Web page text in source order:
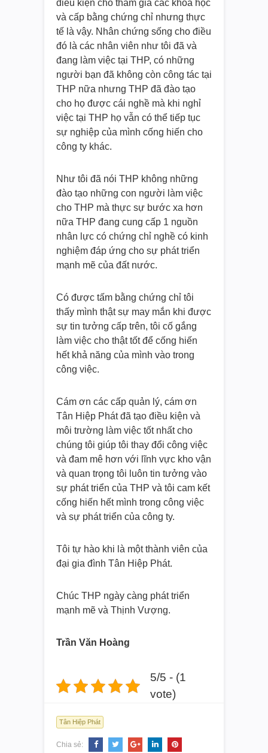
điều kiện cho tham gia các khóa học
và cấp bằng chứng chỉ nhưng thực
tế là vậy. Nhân chứng sống cho điều
đó là các nhân viên như tôi đã và
đang làm việc tại THP, có những
người bạn đã không còn công tác tại
THP nữa nhưng THP đã đào tạo
cho họ được cái nghề mà khi nghỉ
việc tại THP họ vẫn có thể tiếp tục
sự nghiệp của mình cống hiến cho
công ty khác.
Như tôi đã nói THP không những
đào tạo những con người làm việc
cho THP mà thực sự bước xa hơn
nữa THP đang cung cấp 1 nguồn
nhân lực có chứng chỉ nghề có kinh
nghiệm đáp ứng cho sự phát triển
mạnh mẽ của đất nước.
Có được tấm bằng chứng chỉ tôi
thấy mình thật sự may mắn khi được
sự tin tưởng cấp trên, tôi cố gắng
làm việc cho thật tốt để cống hiến
hết khả năng của mình vào trong
công việc.
Cám ơn các cấp quản lý, cám ơn
Tân Hiệp Phát đã tạo điều kiện và
môi trường làm việc tốt nhất cho
chúng tôi giúp tôi thay đổi công việc
và đam mê hơn với lĩnh vực kho vận
và quan trọng tôi luôn tin tưởng vào
sự phát triển của THP và tôi cam kết
cống hiến hết mình trong công việc
và sự phát triển của công ty.
Tôi tự hào khi là một thành viên của
đại gia đình Tân Hiệp Phát.
Chúc THP ngày càng phát triển
mạnh mẽ và Thịnh Vượng.
Trần Văn Hoàng
5/5 - (1
vote)
Tân Hiệp Phát
Chia sẻ: